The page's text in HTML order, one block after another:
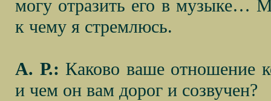
могу отразить его в музыке…
к чему я стремлюсь.
А. Р.: Каково ваше отношение
и чем он вам дорог и созвучен?